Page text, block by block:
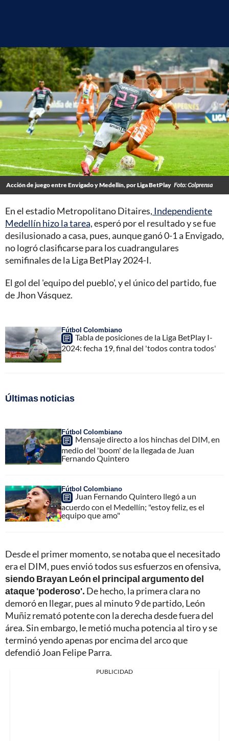
Acción de juego entre Envigado y Medellín, por Liga BetPlay Foto: Colprensa
En el estadio Metropolitano Ditaires, Independiente
Medellín hizo la tarea,esperó por el resultado y se fue
desilusionado a casa, pues, aunque ganó 0-1 a Envigado,
no logró clasificarse para los cuadrangulares
semifinales de la Liga BetPlay 2024-I.
El gol del 'equipo del pueblo', y el único del partido, fue
de Jhon Vásquez.
Fútbol Colombiano
Tabla de posiciones de la Liga BetPlay I-
2024: fecha 19, final del 'todos contra todos'
Últimas noticias
Fútbol Colombiano
Mensaje directo a los hinchas del DIM, en
medio del 'boom' de la llegada de Juan
Fernando Quintero
Fútbol Colombiano
Juan Fernando Quintero llegó a un
acuerdo con el Medellín; "estoy feliz, es el
equipo que amo"
Desde el primer momento, se notaba que el necesitado
era el DIM, pues envió todos sus esfuerzos en ofensiva,
siendo Brayan León el principal argumento del
ataque 'poderoso'. De hecho, la primera clara no
demoró en llegar, pues al minuto 9 de partido, León
Muñiz remató potente con la derecha desde fuera del
área. Sin embargo, le metió mucha potencia al tiro y se
terminó yendo apenas por encima del arco que
defendió Joan Felipe Parra.
PUBLICIDAD